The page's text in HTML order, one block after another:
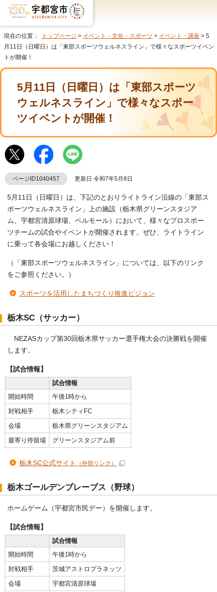
現在の位置： トップページ > イベント・文化・スポーツ > イベント・講座 > 5
月11日（日曜日）は「東部スポーツウェルネスライン」で様々なスポーツイベン
トが開催！
5月11日（日曜日）は「東部スポーツ
ウェルネスライン」で様々なスポー
ツイベントが開催！
ページID1040457 更新日 令和7年5月8日
5月11日（日曜日）は、下記のとおりライトライン沿線の「東部ス
ポーツウェルネスライン」上の施設（栃木県グリーンスタジア
ム、宇都宮清原球場、ベルモール）において、様々なプロスポー
ツチームの試合やイベントが開催されます。ぜひ、ライトライン
に乗って各会場にお越しください！
（「東部スポーツウェルネスライン」については、以下のリンク
をご参照ください。）
スポーツを活用したまちづくり推進ビジョン
栃木SC（サッカー）
NEZASカップ第30回栃木県サッカー選手権大会の決勝戦を開催
します。
【試合情報】
試合情報
開始時間
午後1時から
対戦相手
栃木シティFC
会場
栃木県グリーンスタジアム
最寄り停留場
グリーンスタジアム前
栃木SC公式サイト （外部リンク）
栃木ゴールデンブレーブス（野球）
ホームゲーム（宇都宮市民デー）を開催します。
【試合情報】
試合情報
開始時間
午後1時から
対戦相手
茨城アストロプラネッツ
会場
宇都宮清原球場